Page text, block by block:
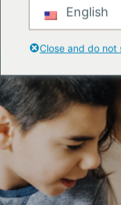
English
Close and do